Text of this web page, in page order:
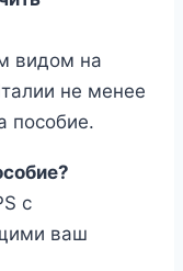
видом на
не менее
пособие.
с
ваш